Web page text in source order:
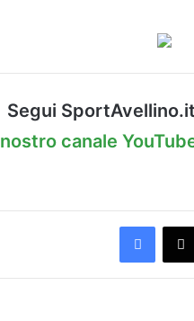
Segui
nostro canale